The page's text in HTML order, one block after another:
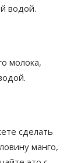
водой.
молока,
сделать
манго,